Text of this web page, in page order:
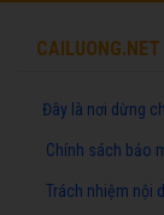
CAILUONG.NET
Đây là nơi dừng
Chính sách bảo
Trách nhiệm nội